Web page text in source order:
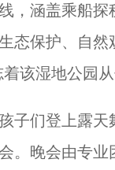
涵盖乘船探
态保护、自
该湿地公园
们登上露天
。晚会由专